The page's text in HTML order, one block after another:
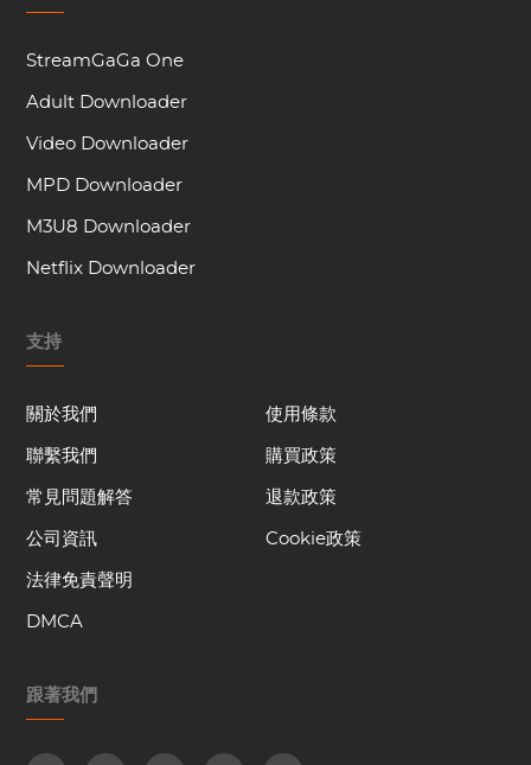
StreamGaGa One
Adult Downloader
Video Downloader
MPD Downloader
M3U8 Downloader
Netflix Downloader
支持
關於我們
聯繫我們
常見問題解答
公司資訊
法律免責聲明
DMCA
使用條款
購買政策
退款政策
Cookie政策
跟著我們